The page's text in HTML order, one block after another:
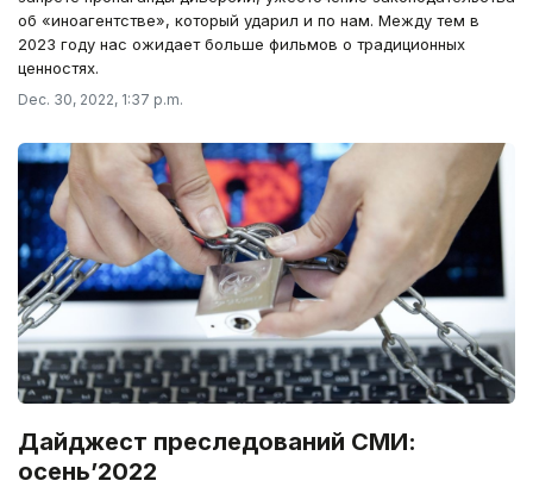
об «иноагентстве», который ударил и по нам. Между тем в
2023 году нас ожидает больше фильмов о традиционных
ценностях.
Dec. 30, 2022, 1:37 p.m.
Дайджест преследований СМИ:
осень’2022